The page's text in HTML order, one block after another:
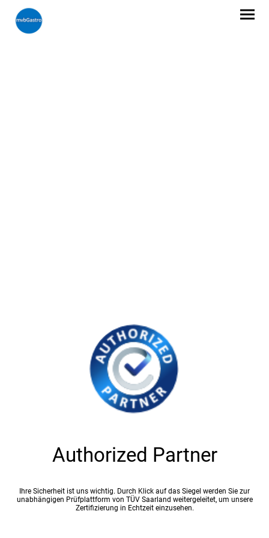
Authorized Partner
Ihre Sicherheit ist uns wichtig. Durch Klick auf das Siegel werden Sie zur
unabhängigen Prüfplattform von TÜV Saarland weitergeleitet, um unsere
Zertifizierung in Echtzeit einzusehen.